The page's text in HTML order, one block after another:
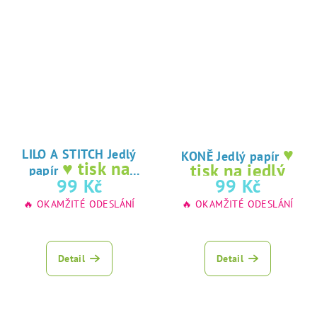
LILO A STITCH Jedlý
papír ♥ tisk na
jedlý papír
99 Kč
🔥 OKAMŽITÉ ODESLÁNÍ
Detail
KONĚ Jedlý papír ♥
tisk na jedlý
papír
99 Kč
🔥 OKAMŽITÉ ODESLÁNÍ
Detail